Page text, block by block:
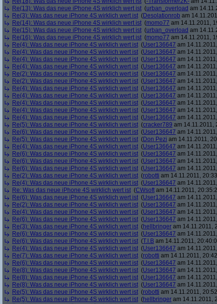
Re(13): Was das neue iPhone 4S wirklich wert ist (urban_overload am
Re(3): Was das neue iPhone 4S wirklich wert ist (Desolationrob am
Re(14): Was das neue iPhone 4S wirklich wert ist (momo77 am 14.11.2011,
Re(15): Was das neue iPhone 4S wirklich wert ist (urban_overload am
Re(16): Was das neue iPhone 4S wirklich wert ist (momo77 am 14.11.2011,
Re(4): Was das neue iPhone 4S wirklich wert ist (User136647 am
Re(4): Was das neue iPhone 4S wirklich wert ist (User136647 am
Re(4): Was das neue iPhone 4S wirklich wert ist (User136647 am
Re(4): Was das neue iPhone 4S wirklich wert ist (User136647 am
Re(2): Was das neue iPhone 4S wirklich wert ist (User136647 am
Re(2): Was das neue iPhone 4S wirklich wert ist (User136647 am
Re(4): Was das neue iPhone 4S wirklich wert ist (User136647 am
Re(4): Was das neue iPhone 4S wirklich wert ist (User136647 am
Re(4): Was das neue iPhone 4S wirklich wert ist (User136647 am
Re(4): Was das neue iPhone 4S wirklich wert ist (User136647 am
Re(4): Was das neue iPhone 4S wirklich wert ist (User136647 am
Re(5): Was das neue iPhone 4S wirklich wert ist (cracker789 am 14.11.2011,
Re(6): Was das neue iPhone 4S wirklich wert ist (User136647 am
Re(5): Was das neue iPhone 4S wirklich wert ist (Don Pezi am 14.11.2011,
Re(4): Was das neue iPhone 4S wirklich wert ist (User136647 am
Re(6): Was das neue iPhone 4S wirklich wert ist (User136647 am
Re(6): Was das neue iPhone 4S wirklich wert ist (User136647 am
Re(6): Was das neue iPhone 4S wirklich wert ist (User136647 am
Re(2): Was das neue iPhone 4S wirklich wert ist (robotti am 14.11.2011,
Re(4): Was das neue iPhone 4S wirklich wert ist (User136647 am
Re: Was das neue iPhone 4S wirklich wert ist (CWsoft am 14.11.2011,
Re(6): Was das neue iPhone 4S wirklich wert ist (User136647 am
Re(2): Was das neue iPhone 4S wirklich wert ist (User136647 am
Re(4): Was das neue iPhone 4S wirklich wert ist (User136647 am
Re(6): Was das neue iPhone 4S wirklich wert ist (User136647 am
Re(3): Was das neue iPhone 4S wirklich wert ist (hellbringer am 14.11.2011,
Re(6): Was das neue iPhone 4S wirklich wert ist (User136647 am
Re(6): Was das neue iPhone 4S wirklich wert ist (T.I.B am 14.11.2011,
Re(4): Was das neue iPhone 4S wirklich wert ist (User136647 am
Re(7): Was das neue iPhone 4S wirklich wert ist (robotti am 14.11.2011,
Re(6): Was das neue iPhone 4S wirklich wert ist (User136647 am
Re(8): Was das neue iPhone 4S wirklich wert ist (User136647 am
Re(8): Was das neue iPhone 4S wirklich wert ist (User136647 am
Re(8): Was das neue iPhone 4S wirklich wert ist (User136647 am
Re(5): Was das neue iPhone 4S wirklich wert ist (robotti am 14.11.2011,
Re(5): Was das neue iPhone 4S wirklich wert ist (hellbringer am 14.11.2011,